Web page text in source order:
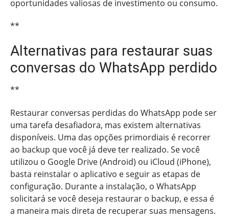
oportunidades valiosas de investimento ou consumo.
**
Alternativas para restaurar suas
conversas do WhatsApp perdido
**
Restaurar conversas perdidas do WhatsApp pode ser
uma tarefa desafiadora, mas existem alternativas
disponíveis. Uma das opções primordiais é recorrer
ao backup que você já deve ter realizado. Se você
utilizou o Google Drive (Android) ou iCloud (iPhone),
basta reinstalar o aplicativo e seguir as etapas de
configuração. Durante a instalação, o WhatsApp
solicitará se você deseja restaurar o backup, e essa é
a maneira mais direta de recuperar suas mensagens.